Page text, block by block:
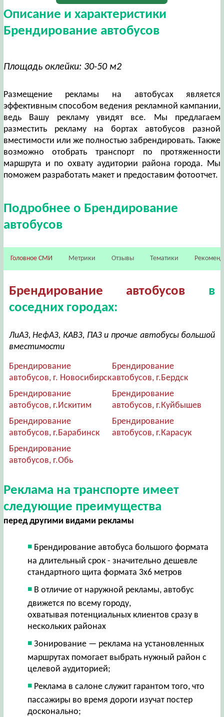
Описание и характеристики
Брендирование автобусов
Площадь оклейки: 30-50 м2
Размещение рекламы на автобусах является
эффективным способом ведения рекламной кампании,
ведь Вашу рекламу увидят все. Мы предлагаем
разместить рекламу на бортах автобусов разной
вместимости или же полностью забрендировать. Также
возможно отобрать транспорт по протяженности
маршрута и по охвату аудитории района города. Мы
поможем разработать макет и предоставим фотоотчет.
Подробнее о Брендирование
автобусов
Головное СМИ Метрики Отзывы Тематики
Брендирование автобусов в
соседних городах:
ЛиАЗ, НефАЗ, КАВЗ, ПАЗ и прочие автобусы большой
вместимости
Брендирование
автобусов, г. Новосибирск
Брендирование
автобусов, г.Бердск
Брендирование
автобусов, г.Искитим
Брендирование
автобусов, г.Куйбышев
Брендирование
автобусов, г.Барабинск
Брендирование
автобусов, г.Карасук
Брендирование
автобусов, г.Обь
Реклама на транспорте имеет
следующие преимущества
перед другими видами рекламы
Брендирование автобуса большого формата
на длительный срок - значительно дешевле
стандартного щита формата 3х6 метров
В отличие от наружной рекламы, автобус
движется по всему городу,
охватывая потенциальных клиентов сразу в
нескольких районах
Зонирование — реклама на установленных
маршрутах помогает выбрать нужный район с
целевой аудиторией;
Реклама в салоне служит гарантом того, что
пассажиры во время дороги изучат постер
досконально;